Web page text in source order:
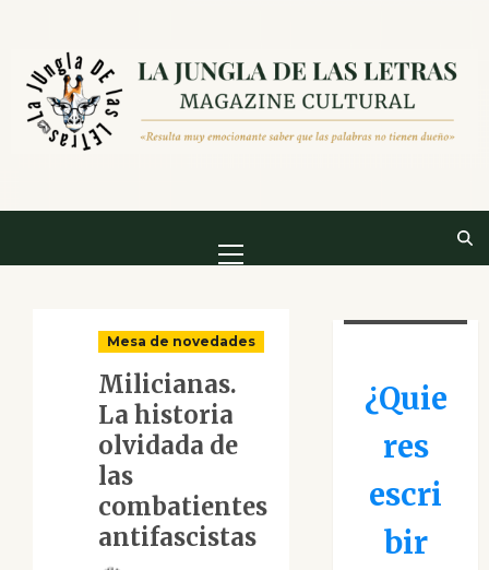
contenido
Menú
principal
Mesa de novedades
Milicianas.
La historia
olvidada de
las
combatientes
antifascistas
¿Quie
res
escri
bir